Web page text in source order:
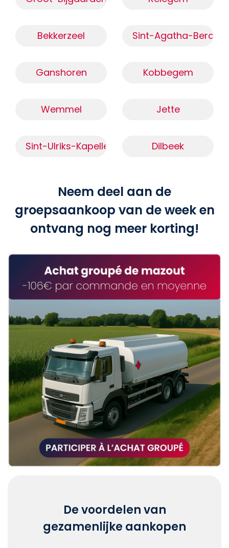
Bekkerzeel Sint-Agatha-
Ganshoren Kobbegem
Wemmel Jette
Sint-Ulriks-Kapelle Dilbeek
Neem deel aan de
groepsaankoop van de week en
ontvang nog meer korting!
De voordelen van
gezamenlijke aankopen